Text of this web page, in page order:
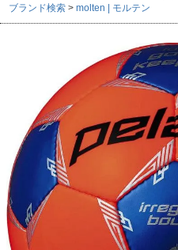
ブランド検索
molten | モルテン